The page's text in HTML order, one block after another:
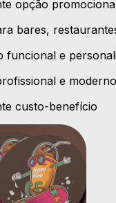
opção
bares,
funcional e
e moderno
custo-benefício